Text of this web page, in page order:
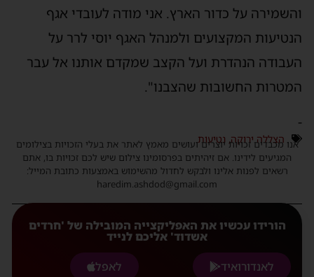
על כדור הארץ. אני מודה לעובדי אגף
המקצועים ולמנהל האגף יוסי לרר על
הנהדרת ועל הקצב שמקדם אותנו אל עבר
החשובות שהצבנו".
הצללה ירוקה,נטיעות
אנו מכבדים זכויות יוצרים ועושים מאמץ לאתר את בעלי הזכויות בצילומים
המגיעים לידינו. אם זיהיתים בפרסומינו צילום שיש לכם זכויות בו, אתם
רשאים לפנות אלינו ולבקש לחדול מהשימוש באמצעות כתובת המייל:
haredim.ashdod@gmail.com
הורידו עכשיו את האפליקצייה המובילה של 'חרדים
אשדוד' אליכם לנייד
לאנדורואיד
לאפל